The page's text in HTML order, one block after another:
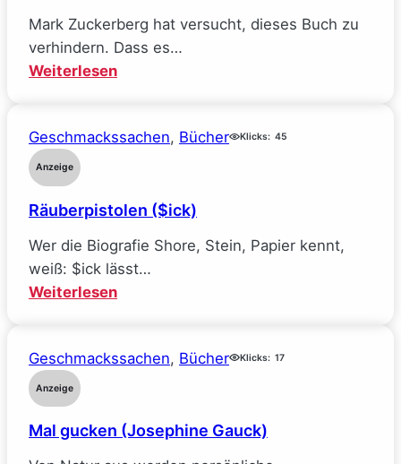
Mark Zuckerberg hat versucht, dieses Buch zu
verhindern. Dass es…
Weiterlesen:
bei
wie
alle
meine
Ideale
(Sarah
Geschmackssachen, Bücher Klicks: 45
Anzeige
Räuberpistolen ($ick)
Wer die Biografie Shore, Stein, Papier kennt,
weiß: $ick lässt…
Weiterlesen:
Geschmackssachen, Bücher Klicks: 17
Anzeige
Mal gucken (Josephine Gauck)